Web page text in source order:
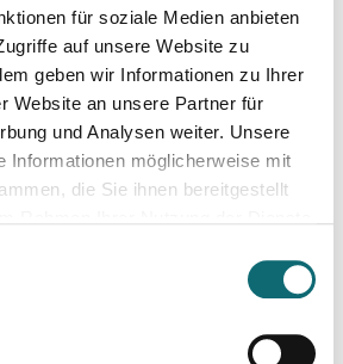
für soziale Medien anbieten
auf unsere Website zu
geben wir Informationen zu Ihrer
Website an unsere Partner für
und Analysen weiter. Unsere
Informationen möglicherweise mit
die Sie ihnen bereitgestellt
in Ebensee
für Google, AI Overviews, ChatGPT
Teil 2 - Von der Idee zur